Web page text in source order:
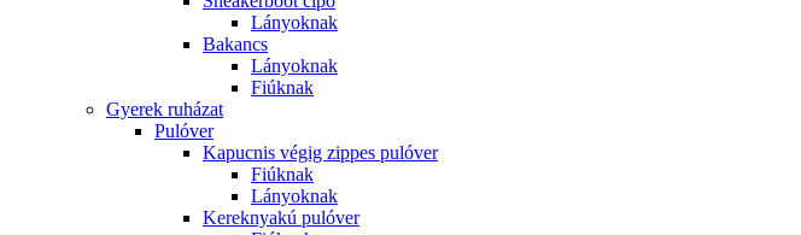
Lányoknak
Bakancs
Lányoknak
Fiúknak
Gyerek ruházat
Pulóver
Kapucnis végig zippes pulóver
Fiúknak
Lányoknak
Kereknyakú pulóver